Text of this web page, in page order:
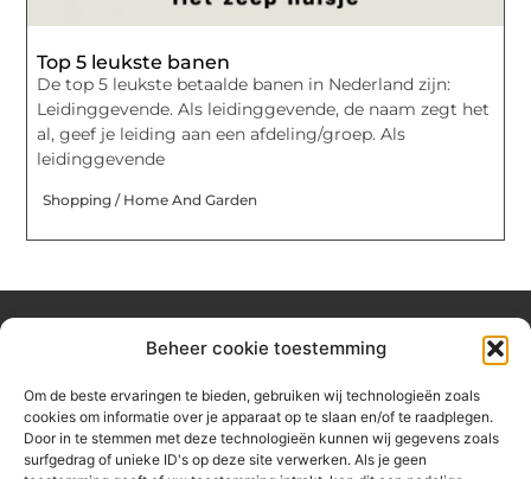
Beheer cookie toestemming
Om de beste ervaringen te bieden, gebruiken wij technologieën zoals
cookies om informatie over je apparaat op te slaan en/of te raadplegen.
Door in te stemmen met deze technologieën kunnen wij gegevens zoals
surfgedrag of unieke ID's op deze site verwerken. Als je geen
Top 5 leukste banen
De top 5 leukste betaalde banen in Nederland zijn:
Leidinggevende. Als leidinggevende, de naam zegt het
al, geef je leiding aan een afdeling/groep. Als
leidinggevende
Shopping / Home And Garden
Jouw gids voor inspiratie en tips uit het dagelijks leven.
Ontdek een brede verzameling blogs en artikelen die je helpen
om het meeste uit elke dag te halen, met praktische adviezen
en verrassende inzichten.